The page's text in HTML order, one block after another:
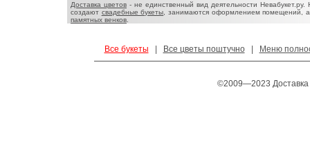
Доставка цветов - не единственный вид деятельности
создают свадебные букеты, занимаются оформлением помещений,
памятных венков.
Все букеты Все цветы поштучно| Меню
©2009—2023 Доставка